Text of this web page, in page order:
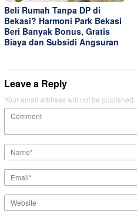
Beli Rumah Tanpa DP di
Bekasi? Harmoni Park Bekasi
Beri Banyak Bonus, Gratis
Biaya dan Subsidi Angsuran
Leave a Reply
Your email address will not be published.